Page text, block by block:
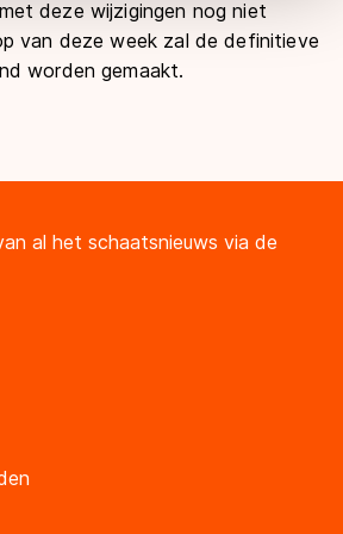
vindt u in ons cookiebeleid
deze wijzigingen nog niet
van deze week zal de definitieve
worden gemaakt.
al het schaatsnieuws via de